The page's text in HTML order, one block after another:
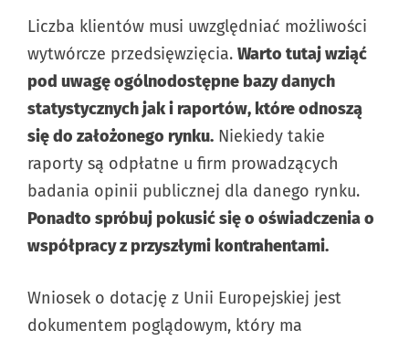
Liczba klientów musi uwzględniać możliwości
wytwórcze przedsięwzięcia. Warto tutaj wziąć
pod uwagę ogólnodostępne bazy danych
statystycznych jak i raportów, które odnoszą
się do założonego rynku. Niekiedy takie
raporty są odpłatne u firm prowadzących
badania opinii publicznej dla danego rynku.
Ponadto spróbuj pokusić się o oświadczenia o
współpracy z przyszłymi kontrahentami.
Wniosek o dotację z Unii Europejskiej jest
dokumentem poglądowym, który ma